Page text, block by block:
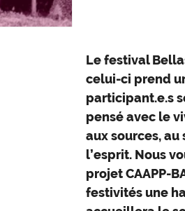
Le festival
celui-ci prend
participant.e.s
pensé avec le
aux sources,
l’esprit. Nous
projet CAAPP-
festivités une